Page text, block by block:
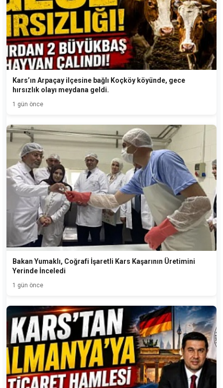
Kars’ın Arpaçay ilçesine bağlı Koçköy köyünde, gece
hırsızlık olayı meydana geldi.
1 gün önce
Bakan Yumaklı, Coğrafi İşaretli Kars Kaşarının Üretimini
Yerinde İnceledi
1 gün önce